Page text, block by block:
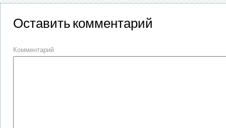
Оставить комментарий
Комментарий